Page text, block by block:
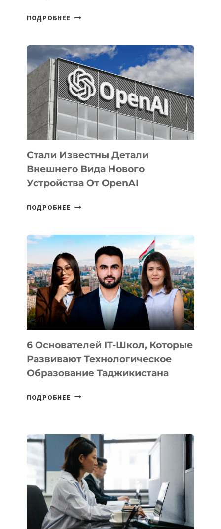
ПОДРОБНЕЕ
ПРИОРИТЕТНЫЕ
ЗАДАЧИ
ПО
РАЗВИТИЮ
ЭКОСИСТЕМЫ
ИСКУССТВЕННОГО
ИНТЕЛЛЕКТА
Стали Известны Детали
Внешнего Вида Нового
Устройства От OpenAI
ПОДРОБНЕЕ СТАЛИ
ВНЕШНЕГО
ВИДА
НОВОГО
УСТРОЙСТВА
ОТ
OPENAI
6 Основателей IT-Школ, Которые
Развивают Технологическое
Образование Таджикистана
ПОДРОБНЕЕ 6
КОТОРЫЕ
РАЗВИВАЮТ
ТЕХНОЛОГИЧЕСКОЕ
ОБРАЗОВАНИЕ
ТАДЖИКИСТАНА